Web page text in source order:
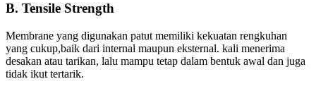
B. Tensile Strength
Membrane yang digunakan patut memiliki kekuatan rengkuhan
yang cukup,baik dari internal maupun eksternal. kali menerima
desakan atau tarikan, lalu mampu tetap dalam bentuk awal dan juga
tidak ikut tertarik.